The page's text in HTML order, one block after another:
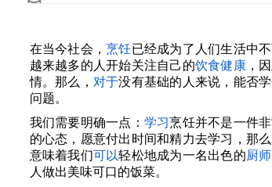
在当今社会，烹饪已经成为了人们生活中
越来越多的人开始关注自己的饮食健康，
情。那么， 对于没有基础的人来说，能否
问题。
我们需要明确一点： 学习烹饪并不是一件
的心态，愿意付出时间和精力去学习，那
意味着我们可以轻松地成为一名出色的厨师
人做出美味可口的饭菜。